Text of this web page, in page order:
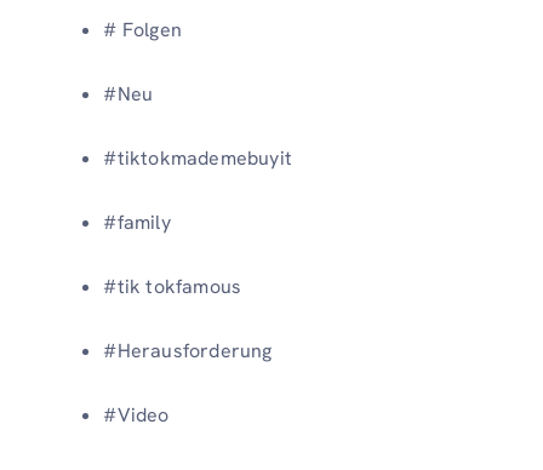
# Folgen
#Neu
#tiktokmademebuyit
#family
#tik tokfamous
#Herausforderung
#Video